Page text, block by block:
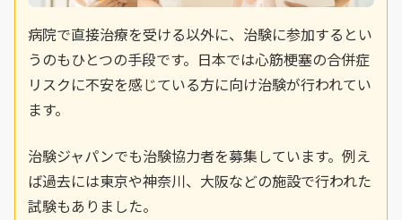
病院で直接治療を受ける以外に、治験に参加するとい
うのもひとつの手段です。日本では心筋梗塞の合併症
リスクに不安を感じている方に向け治験が行われてい
ます。
治験ジャパンでも治験協力者を募集しています。例え
ば過去には東京や神奈川、大阪などの施設で行われた
試験もありました。